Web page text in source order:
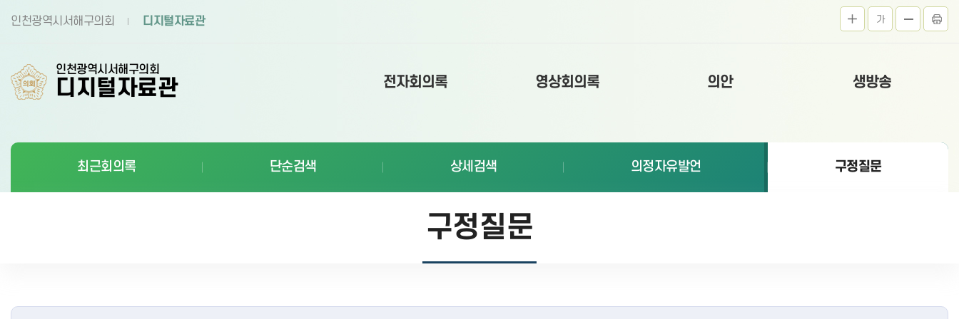
인천광역시서해구의회
디지털자료관 가
인천광역시서해구의회
디지털자료관 전자회의록 영상회의록 의안 생방송
최근회의록 단순검색 상세검색 의정자유발언 구정질문
구정질문